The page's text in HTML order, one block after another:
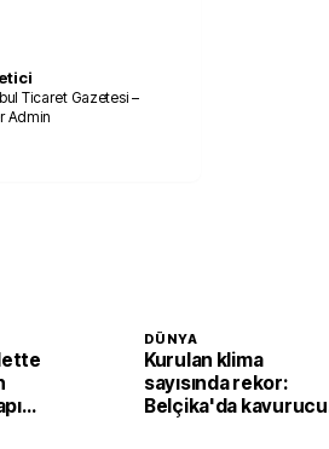
Ticaret Gazetesi –
Admin
DÜNYA
Kurulan klima
sayısında rekor:
Belçika'da kavurucu